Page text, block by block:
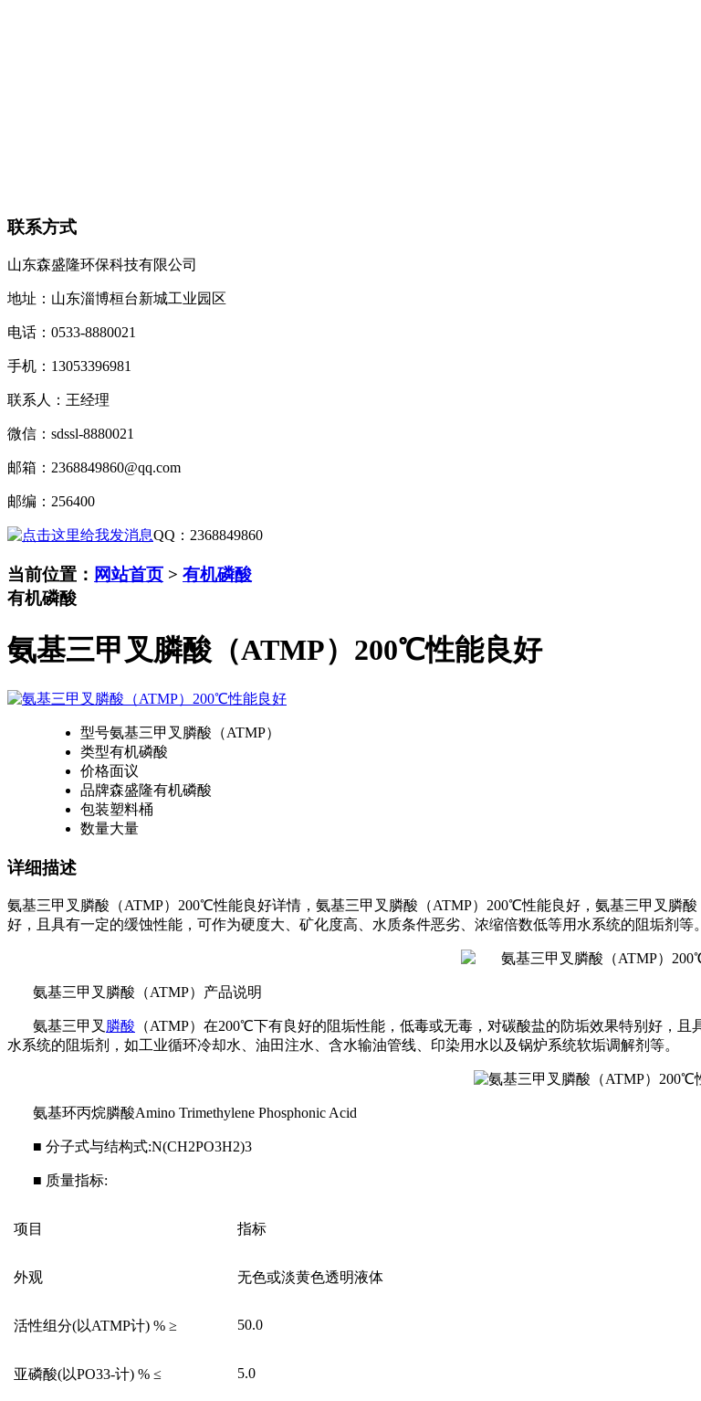
联系方式
山东森盛隆环保科技有限公司
地址：山东淄博桓台新城工业园区
电话： 0533-8880021
手机： 13053396981
联系人：王经理
微信： sdssl-8880021
邮箱： 2368849860@qq.com
邮编： 256400
QQ ： 2368849860
当前位置： 网站首页 > 有机磷酸
有机磷酸
氨基三甲叉膦酸（ATMP）200℃性能良好
型号氨基三甲叉膦酸（ATMP）
类型有机磷酸
价格面议
品牌森盛隆有机磷酸
包装塑料桶
数量大量
详细描述
氨基三甲叉膦酸（ATMP）200℃性能良好详情， 氨基三甲叉膦酸（ATMP）200℃性能良好， 氨基三甲叉膦酸
好，且具有一定的缓蚀性能，可作为硬度大、矿化度高、水质条件恶劣、浓缩倍数低等用水系统的阻垢剂等。
氨基三甲叉膦酸（ATMP）产品说明
氨基三甲叉 膦酸 （ATMP）在200℃下有良好的阻垢性能，低毒或无毒，对碳酸盐的防垢效果特别好，且
水系统的阻垢剂，如工业循环冷却水、油田注水、含水输油管线、印染用水以及锅炉系统软垢调解剂等。
氨基环丙烷膦酸Amino Trimethylene Phosphonic Acid
■ 分子式与结构式:N(CH2PO3H2)3
■ 质量指标:
项目 指标
外观 无色或淡黄色透明液体
活性组分(以ATMP计) % ≥ 50.0
亚磷酸(以PO33-计) % ≤ 5.0